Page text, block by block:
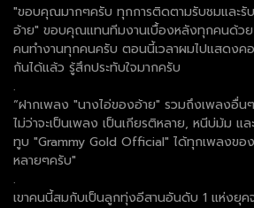
"ขอบคุณมากๆครับ ทุกการติดตามรับชมและรั
อ้าย" ขอบคุณแทนทีมงานเบื้องหลังทุกคนด้วย
คนทำงานทุกคนครับ ตอนนี้เวลาผมไปแสดงค
กันได้แล้ว รู้สึกประทับใจมากครับ
.
“ฝากเพลง "นางไอ่ของอ้าย" รวมถึงเพลงอื่น
ไม่ว่าจะเป็นเพลง เป็นเกียรติหลาย, หนีบ่ม้ม แ
ทูบ "Grammy Gold Official" ได้ทุกเพลงข
หลายๆครับ"
.
เขาคนนี้สมกับเป็นลูกทุ่งอีสานอันดับ 1 แห่งยุค